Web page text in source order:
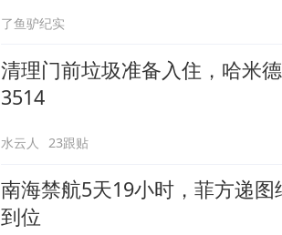
了鱼驴纪实
清理门前垃圾准备入住，哈米
3514
水云人 23跟贴
南海禁航5天19小时，菲方递
到位